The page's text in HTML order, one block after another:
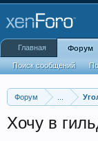
Форум
Хочу в
Главная Форум
Поиск сообщений